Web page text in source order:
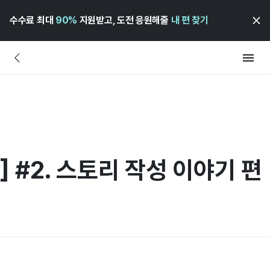
수수료 최대 90% 지원받고, 도전 응원해줄 내 편 찾기
#2. 스토리 작성 이야기 편